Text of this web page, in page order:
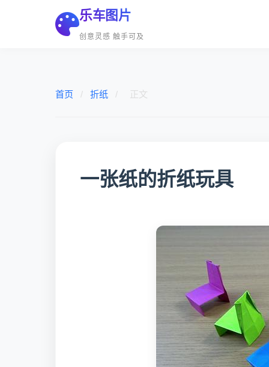
乐车图片
创意灵感 触手可及
首页 / 折纸 / 正文
一张纸的折纸玩具